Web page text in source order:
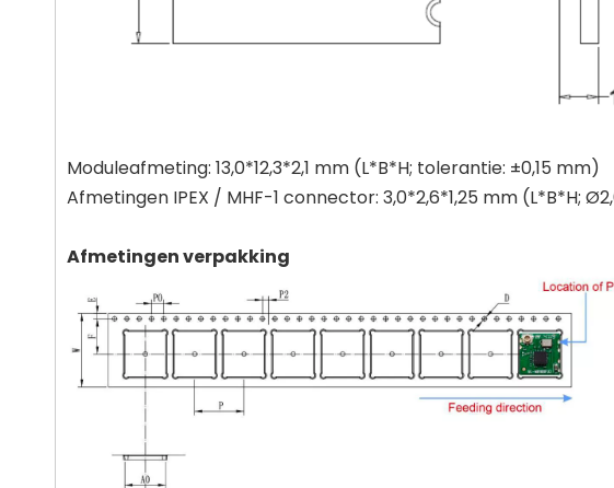
Moduleafmeting: 13,0*12,3*2,1 mm (L*B*H; tolerantie: ±0,15 mm)
Afmetingen IPEX / MHF-1 connector: 3,0*2,6*1,25 mm (L*B*H;
Afmetingen verpakking